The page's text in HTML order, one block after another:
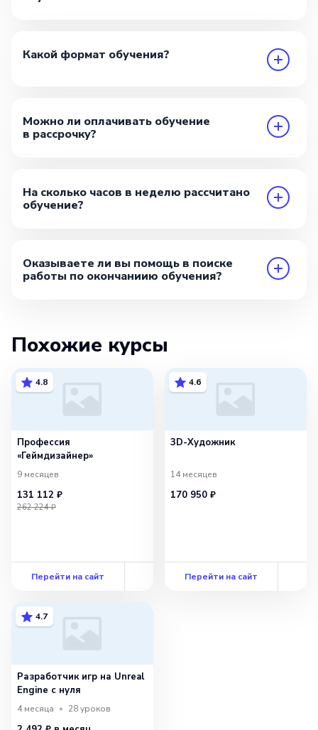
Какой формат обучения?
Можно ли оплачивать обучение
в рассрочку?
На сколько часов в неделю рассчитано
обучение?
Оказываете ли вы помощь в поиске
работы по окончаниию обучения?
Похожие курсы
4.8
Профессия
«Геймдизайнер»
9 месяцев
131 112 ₽
262 224 ₽
Перейти на сайт
4.6
3D-Художник
14 месяцев
170 950 ₽
Перейти на сайт
4.7
Разработчик игр на Unreal
Engine с нуля
4 месяца 28уроков